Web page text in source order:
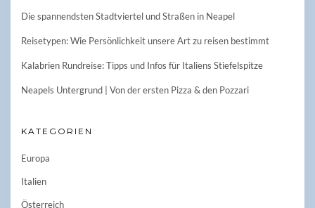
Die spannendsten Stadtviertel und Straßen in Neapel
Reisetypen: Wie Persönlichkeit unsere Art zu reisen bestimmt
Kalabrien Rundreise: Tipps und Infos für Italiens Stiefelspitze
Neapels Untergrund | Von der ersten Pizza & den Pozzari
KATEGORIEN
Europa
Italien
Österreich